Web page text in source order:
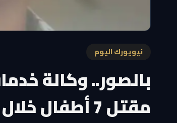
نيويورك اليوم
بالصور.. وكالة
مقتل 7 أطفال خلال عام